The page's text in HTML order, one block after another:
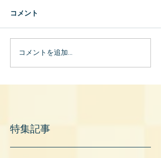
コメント
コメントを追加…
特集記事